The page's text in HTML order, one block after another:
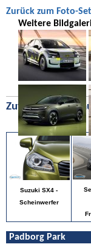
Zurück zum Foto-Set
Weitere
Zufällige Bilder
Suzuki SX4 -
Scheinwerfer
Padborg Park